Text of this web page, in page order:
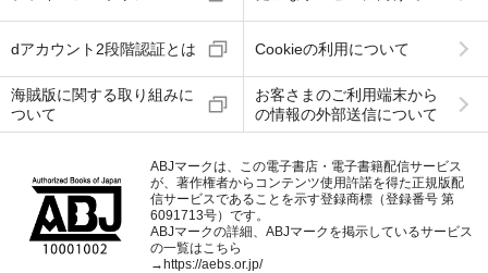
dアカウント2段階認証とは Cookieの利用について
海賊版に関する取り組みに
ついて
お客さまのご利用端末から
の情報の外部送信について
ABJマークは、この電子書店・電子書籍配信サービス
が、著作権者からコンテンツ使用許諾を得た正規版配
信サービスであることを示す登録商標（登録番号 第
6091713号）です。
ABJマークの詳細、ABJマークを掲示しているサービス
の一覧はこちら
→https://aebs.or.jp/